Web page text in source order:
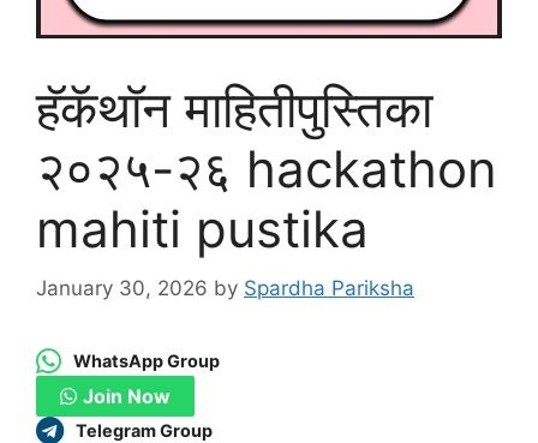
हॅकॅथॉन माहितीपुस्तिका
२०२५-२६ hackathon
mahiti pustika
January 30, 2026 by Spardha Pariksha
WhatsApp Group
Join Now
Telegram Group